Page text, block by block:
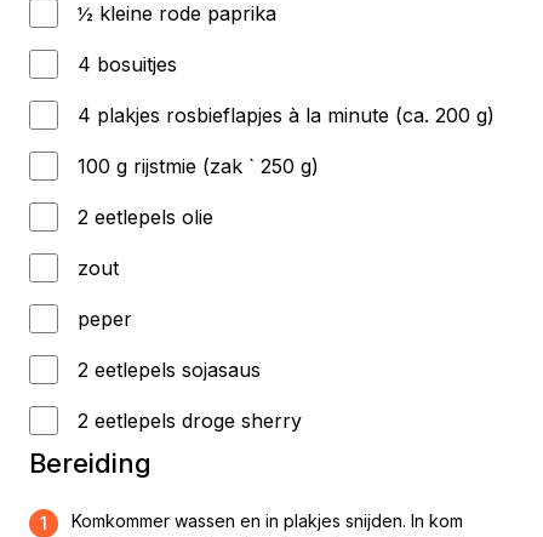
½ kleine rode paprika
4 bosuitjes
4 plakjes rosbieflapjes à la minute (ca. 200 g)
100 g rijstmie (zak ` 250 g)
2 eetlepels olie
zout
peper
2 eetlepels sojasaus
2 eetlepels droge sherry
Bereiding
1
Komkommer wassen en in plakjes snijden. In kom